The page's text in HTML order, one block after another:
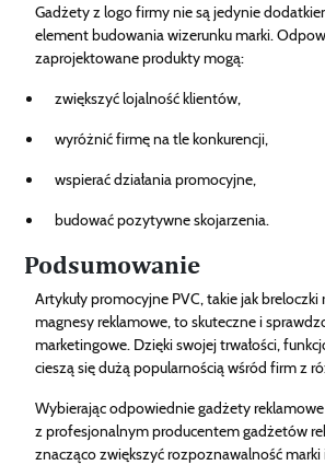
Gadżety z logo firmy nie są jedynie
element budowania wizerunku marki.
zaprojektowane produkty mogą:
zwiększyć lojalność klientów,
wyróżnić firmę na tle konkurencji,
wspierać działania promocyjne,
budować pozytywne skojarzenia.
Podsumowanie
Artykuły promocyjne PVC, takie jak breloczki
magnesy reklamowe, to skuteczne i
marketingowe. Dzięki swojej trwałości,
cieszą się dużą popularnością wśród firm z
Wybierając odpowiednie gadżety reklamowe
z profesjonalnym producentem gadżetów
znacząco zwiększyć rozpoznawalność